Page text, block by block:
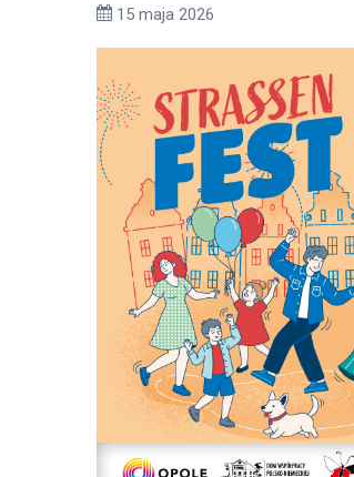
15 maja 2026